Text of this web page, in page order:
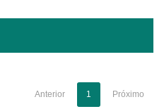
Anterior 1 Próximo